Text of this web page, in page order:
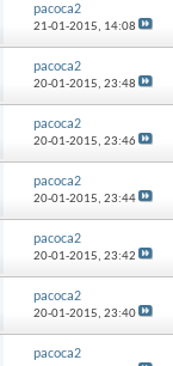
pacoca2
21-01-2015, 14:08
pacoca2
20-01-2015, 23:48
pacoca2
20-01-2015, 23:46
pacoca2
20-01-2015, 23:44
pacoca2
20-01-2015, 23:42
pacoca2
20-01-2015, 23:40
pacoca2